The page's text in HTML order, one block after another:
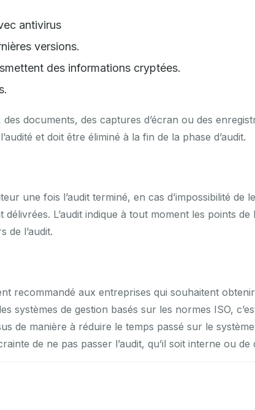
antivirus
versions.
des informations cryptées.
documents, des captures d’écran ou des
et doit être éliminé à la fin de la phase d’audit.
une fois l’audit terminé, en cas d’impossibilité de
L’audit indique à tout moment les points de
de l’audit.
recommandé aux entreprises qui souhaitent
systèmes de gestion basés sur les normes ISO,
de manière à réduire le temps passé sur le
de ne pas passer l’audit, qu’il soit interne ou de